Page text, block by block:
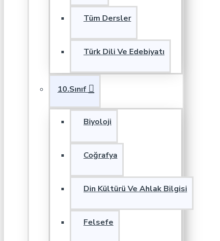
Tüm Dersler
Türk Dili Ve Edebiyatı
10.Sınıf
Biyoloji
Coğrafya
Din Kültürü Ve Ahlak Bilgisi
Felsefe